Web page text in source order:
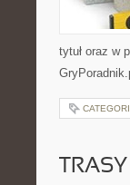
tytuł oraz w